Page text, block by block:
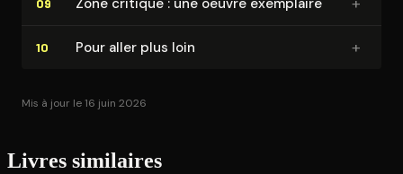
10 Pour aller plus loin +
Mis à jour le 16 juin 2026
Livres similaires